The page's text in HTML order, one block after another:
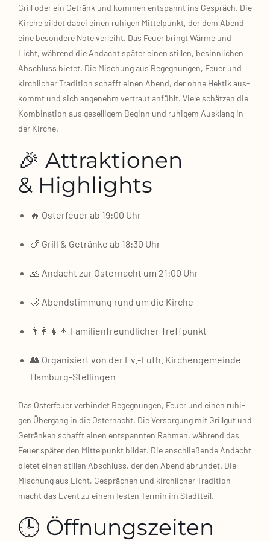
Grill oder ein Getränk und kom­men ent­spannt ins Gespräch. Die
Kir­che bil­det dabei einen ruhi­gen Mit­tel­punkt, der dem Abend
eine beson­de­re Note ver­leiht. Das Feu­er bringt Wär­me und
Licht, wäh­rend die Andacht spä­ter einen stil­len, besinn­li­chen
Abschluss bie­tet. Die Mischung aus Begeg­nun­gen, Feu­er und
kirch­li­cher Tra­di­ti­on schafft einen Abend, der ohne Hek­tik aus­
kommt und sich ange­nehm ver­traut anfühlt. Vie­le schät­zen die
Kom­bi­na­ti­on aus gesel­li­gem Beginn und ruhi­gem Aus­klang in
der Kir­che.
🎉 Attraktionen
& Highlights
🔥 Oster­feu­er ab 19:00 Uhr
🍗 Grill & Geträn­ke ab 18:30 Uhr
🙏 Andacht zur Oster­nacht um 21:00 Uhr
🌙 Abend­stim­mung rund um die Kir­che
👨‍👩‍👧‍👦 Fami­li­en­freund­li­cher Treff­punkt
👥 Orga­ni­siert von der Ev.-Luth. Kir­chen­ge­mein­de
Hamburg‑Stellingen
Das Oster­feu­er ver­bin­det Begeg­nun­gen, Feu­er und einen ruhi­
gen Über­gang in die Oster­nacht. Die Ver­sor­gung mit Grill­gut und
Geträn­ken schafft einen ent­spann­ten Rah­men, wäh­rend das
Feu­er spä­ter den Mit­tel­punkt bil­det. Die anschlie­ßen­de Andacht
bie­tet einen stil­len Abschluss, der den Abend abrun­det. Die
Mischung aus Licht, Gesprä­chen und kirch­li­cher Tra­di­ti­on
macht das Event zu einem fes­ten Ter­min im Stadt­teil.
🕒 Öffnungszeiten